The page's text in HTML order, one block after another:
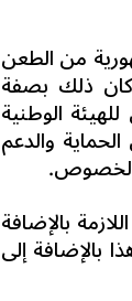
من الطعن
كان ذلك بصفة
الوطنية
والدعم
الخصوص.
بالإضافة
بالإضافة إلى